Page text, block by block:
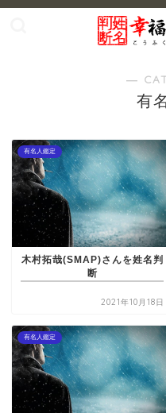
―
有
有名人鑑定
木村拓哉(SMAP)さんを姓名判
断
2021年10月18日
有名人鑑定